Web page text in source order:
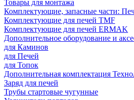
Товары для монтажа
Комплектующие, запасные части:
Комплектующие для печей TMF
Комплектующие для печей ERMAK
Дополнительное оборудование и
для Каминов
для Печей
для Топок
Дополнительная комплектация
Заряд для печей
Трубы стартовые чугунные